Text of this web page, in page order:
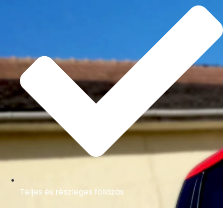
Teljes és részleges fóliázás